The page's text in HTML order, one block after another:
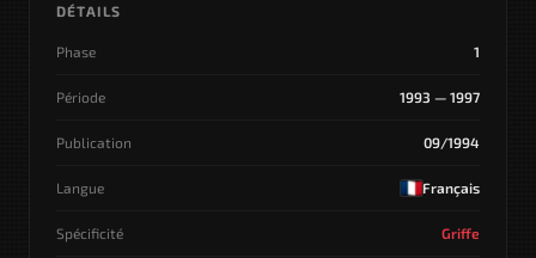
DÉTAILS
Phase 1
Période 1993 — 1997
Publication 09/1994
Langue Français
Spécificité Griffe